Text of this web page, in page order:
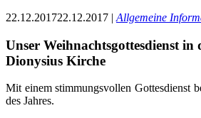
22.12.201722.12.2017 | Allgemeine
Unser Weihnachtsgottesdienst in
Dionysius Kirche
Mit einem stimmungsvollen Gottesdienst
des Jahres.